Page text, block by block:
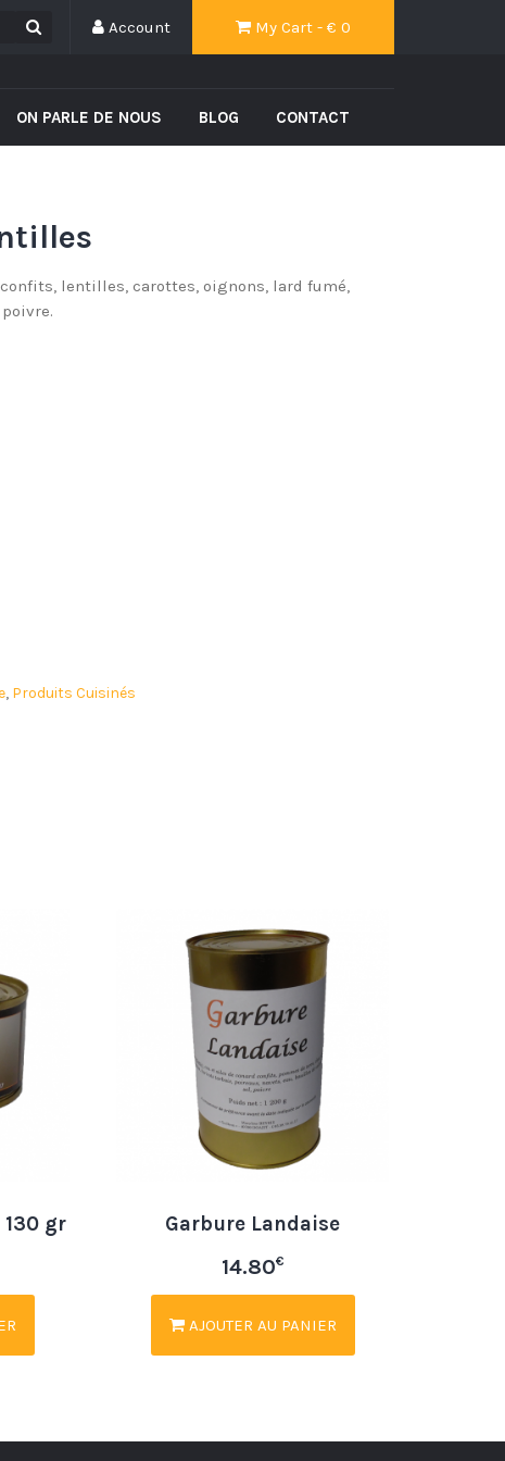
My Cart - € 0
Account
ON PARLE DE NOUS BLOG CONTACT
lentilles, carottes, oignons, lard fumé,
, Produits Cuisinés
gr Garbure Landaise
14.80€
AJOUTER AU PANIER